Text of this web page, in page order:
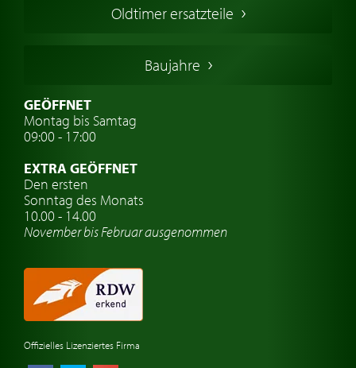
Deutsche Oldtimer
Schwedische Oldtimer
Oldtimer mit h-kennzeichen
Auto Oldtimer Markt
Oldtimer-Versicherung
Oldtimer-Clubs
Oldtimer-Reisen
Automarken uhren
Oldtimer ersatzteile
Baujahre
GEÖFFNET
Montag bis Samtag
09:00 - 17:00
EXTRA GEÖFFNET
Den ersten
Sonntag des Monats
10.00 - 14.00
November bis Februar ausgenommen
Offizielles Lizenziertes Firma